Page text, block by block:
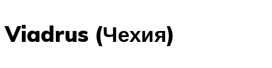
Viadrus (Чехия)